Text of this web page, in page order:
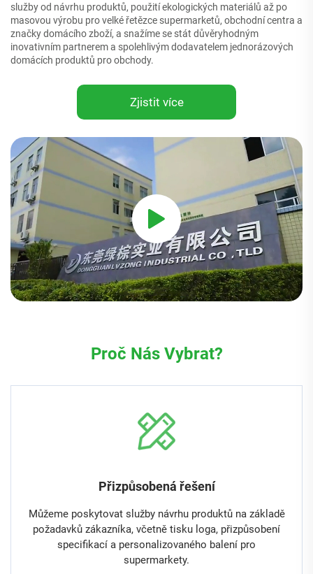
služby od návrhu produktů, použití ekologických materiálů až po
masovou výrobu pro velké řetězce supermarketů, obchodní centra a
značky domácího zboží, a snažíme se stát důvěryhodným
inovativním partnerem a spolehlivým dodavatelem jednorázových
domácích produktů pro obchody.
Zjistit více
Proč Nás Vybrat?
Přizpůsobená řešení
Můžeme poskytovat služby návrhu produktů na základě
požadavků zákazníka, včetně tisku loga, přizpůsobení
specifikací a personalizovaného balení pro
supermarkety.